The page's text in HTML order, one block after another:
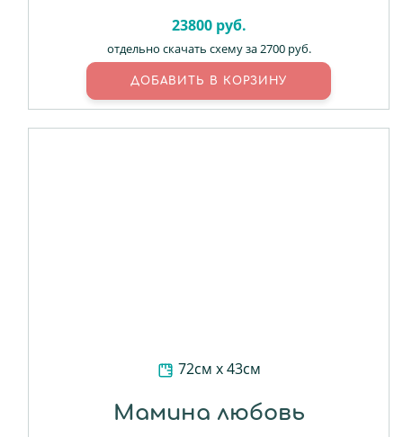
23800 руб.
отдельно скачать схему за 2700 руб.
72см х 43см
Мамина любовь